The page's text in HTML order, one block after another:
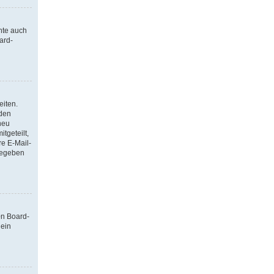
auch
E-Mail-
Board-